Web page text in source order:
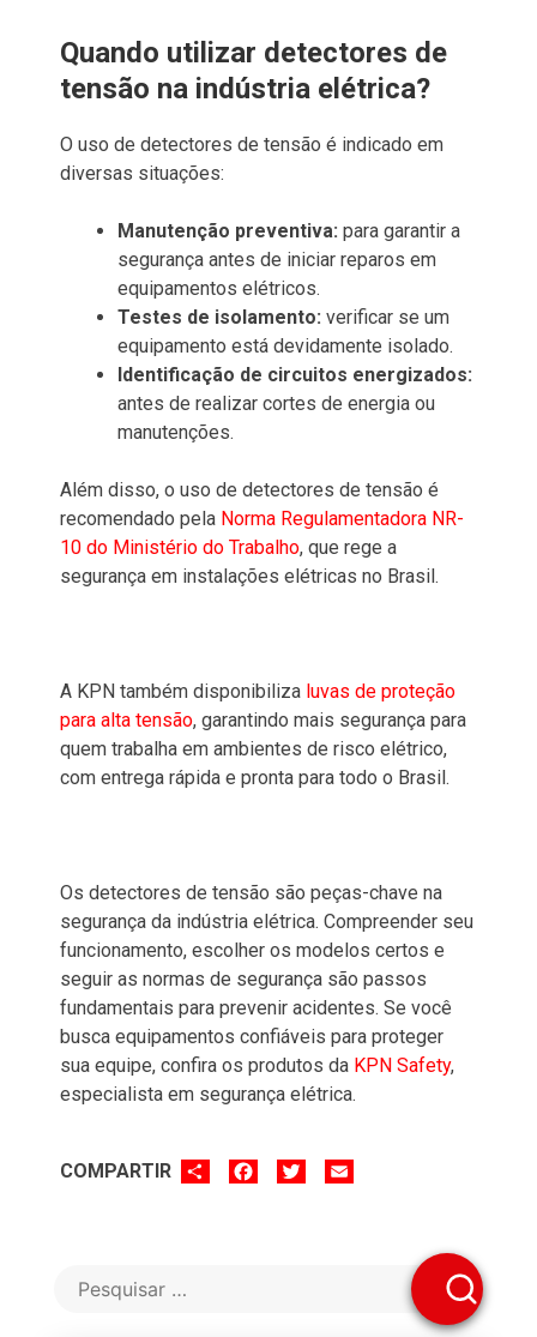
Quando utilizar detectores de
tensão na indústria elétrica?
O uso de detectores de tensão é indicado em
diversas situações:
Manutenção preventiva: para garantir a
segurança antes de iniciar reparos em
equipamentos elétricos.
Testes de isolamento: verificar se um
equipamento está devidamente isolado.
Identificação de circuitos energizados:
antes de realizar cortes de energia ou
manutenções.
Além disso, o uso de detectores de tensão é
recomendado pela Norma Regulamentadora NR-
10 do Ministério do Trabalho, que rege a
segurança em instalações elétricas no Brasil.
A KPN também disponibiliza luvas de proteção
para alta tensão, garantindo mais segurança para
quem trabalha em ambientes de risco elétrico,
com entrega rápida e pronta para todo o Brasil.
Os detectores de tensão são peças-chave na
segurança da indústria elétrica. Compreender seu
funcionamento, escolher os modelos certos e
seguir as normas de segurança são passos
fundamentais para prevenir acidentes. Se você
busca equipamentos confiáveis para proteger
sua equipe, confira os produtos da KPN Safety,
especialista em segurança elétrica.
COMPARTIR SHARE FACEBOOKTWITTER